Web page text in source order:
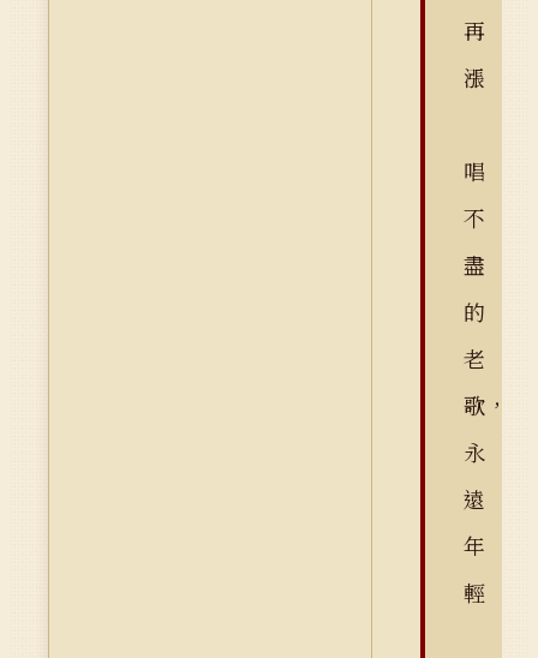
再
漲
唱
不
盡
的
老
歌，
永
遠
年
輕